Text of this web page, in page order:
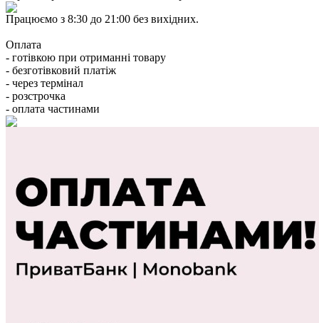
Працюємо з 8:30 до 21:00 без вихідних.
Оплата
- готівкою при отриманні товару
- безготівковий платіж
- через термінал
- розстрочка
- оплата частинами